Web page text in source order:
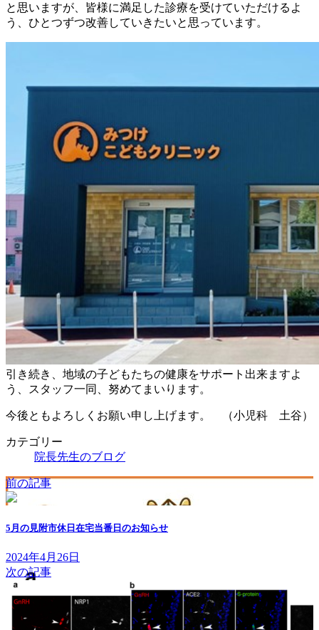
と思いますが、皆様に満足した診療を受けていただけるよ
う、ひとつずつ改善していきたいと思っています。
引き続き、地域の子どもたちの健康をサポート出来ますよ
う、スタッフ一同、努めてまいります。
今後ともよろしくお願い申し上げます。 （小児科 土谷）
カテゴリー
院長先生のブログ
前の記事
5月の見附市休日在宅当番日のお知らせ
2024年4月26日
次の記事